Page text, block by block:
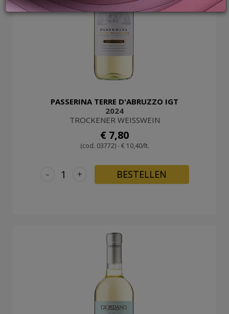
PASSERINA TERRE D'ABRUZZO IGT
2024
TROCKENER WEISSWEIN
€ 7,80
(cod. 03772) - € 10,40/lt.
+
- BESTELLEN